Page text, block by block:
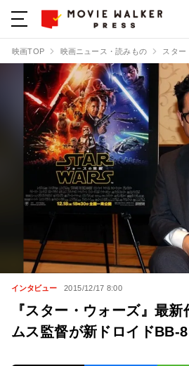
映画TOP 映画ニュース・読みもの スター
インタビュー 2015/12/17 8:00
『スター・ウォーズ』最
ムス監督が新ドロイドBB-